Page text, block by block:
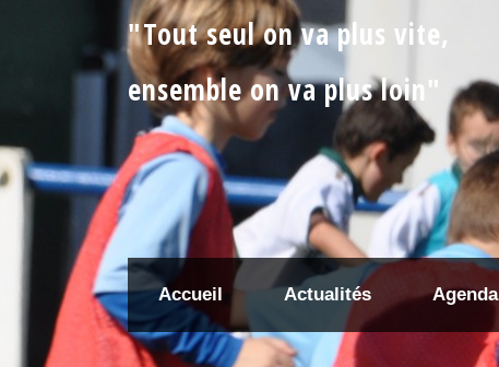
"Tout seul on va plus vite,
ensemble on va plus loin"
Accueil Actualités Agenda